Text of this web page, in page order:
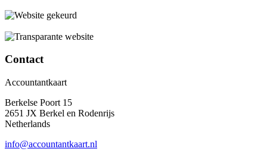
Contact
Accountantkaart
Berkelse Poort 15
2651 JX Berkel en Rodenrijs
Netherlands
info@accountantkaart.nl